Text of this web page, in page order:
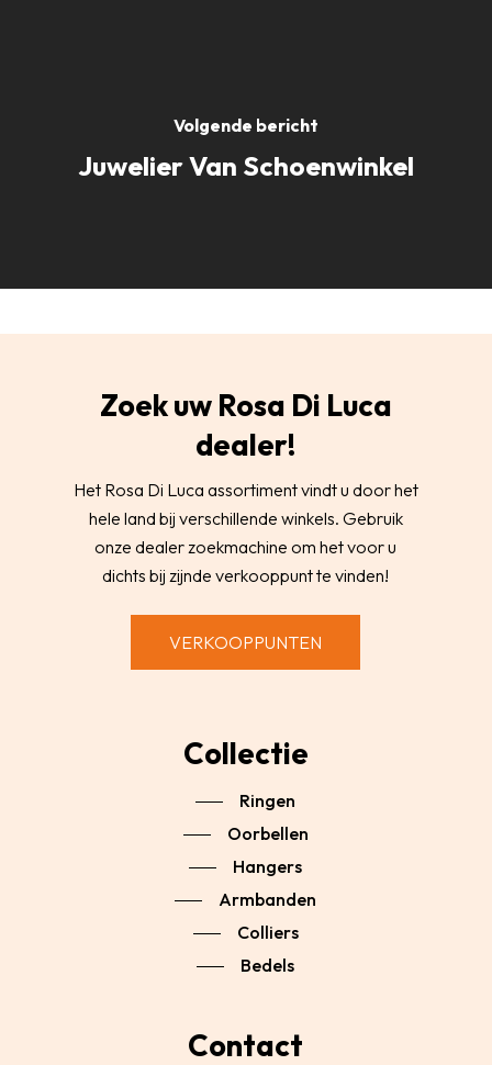
Volgende bericht
Juwelier Van Schoenwinkel
Zoek uw Rosa Di Luca
dealer!
Het Rosa Di Luca assortiment vindt u door het
hele land bij verschillende winkels. Gebruik
onze dealer zoekmachine om het voor u
dichts bij zijnde verkooppunt te vinden!
VERKOOPPUNTEN
Collectie
Ringen
Oorbellen
Hangers
Armbanden
Colliers
Bedels
Contact